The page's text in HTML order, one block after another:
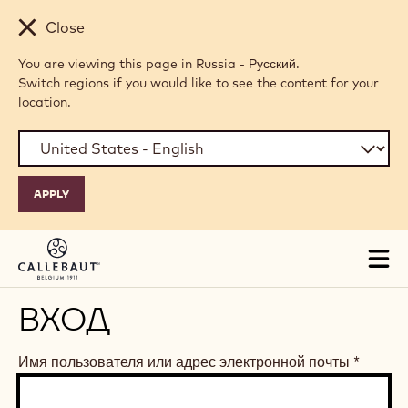
Skip to main content
Close
You are viewing this page in Russia - Русский.
Switch regions if you would like to see the content for your
location.
ВХОД
Имя пользователя или адрес электронной почты *